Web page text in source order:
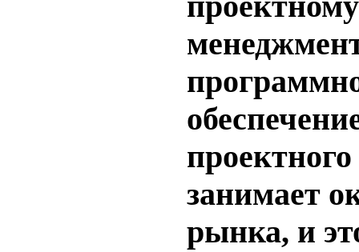
занимает
рынка, и